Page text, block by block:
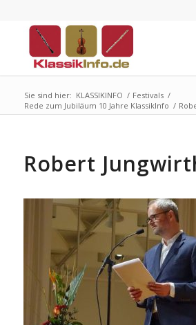
Sie sind hier: KLASSIKINFO / Festivals /
Rede zum Jubiläum 10 Jahre KlassikInfo /
Robert